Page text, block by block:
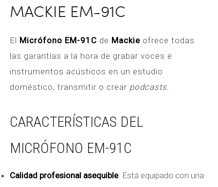
MACKIE EM-91C
El Micrófono EM-91C de Mackie ofrece todas
las garantías a la hora de grabar voces e
instrumentos acústicos en un estudio
doméstico, transmitir o crear podcasts.
CARACTERÍSTICAS DEL
MICRÓFONO EM-91C
Calidad profesional asequible. Está equipado con una